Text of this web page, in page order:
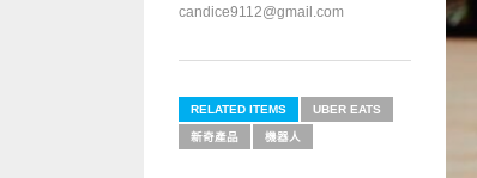
candice9112@gmail.com
RELATED ITEMS UBER EATS
新奇產品 機器人